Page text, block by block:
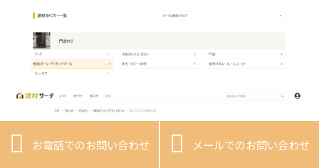
 お電話でのお問い合わせ  メールでのお問い合わせ